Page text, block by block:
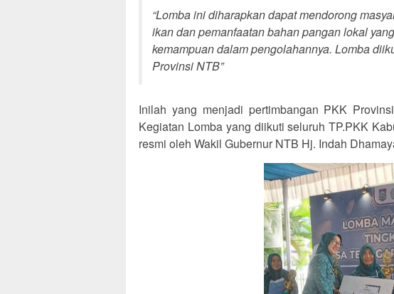
“Lomba ini diharapkan dapat mendorong
ikan dan pemanfaatan bahan pangan lokal
kemampuan dalam pengolahannya. Lomba
Provinsi NTB”
Inilah yang menjadi pertimbangan PKK
Kegiatan Lomba yang diikuti seluruh TP.PKK
resmi oleh Wakil Gubernur NTB Hj. Indah